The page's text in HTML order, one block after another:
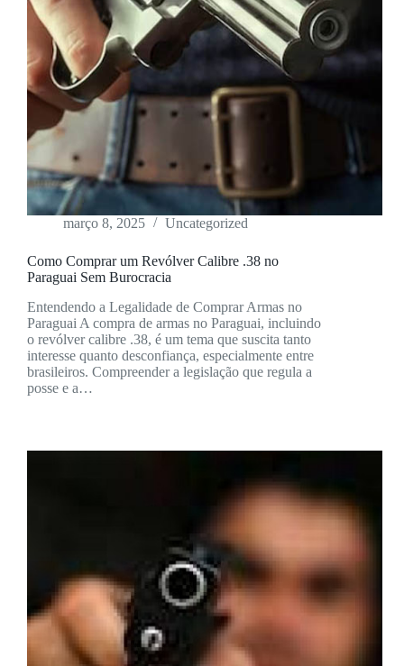
março 8, 2025 Uncategorized
Como Comprar um Revólver Calibre .38 no
Paraguai Sem Burocracia
Entendendo a Legalidade de Comprar Armas no
Paraguai A compra de armas no Paraguai, incluindo
o revólver calibre .38, é um tema que suscita tanto
interesse quanto desconfiança, especialmente entre
brasileiros. Compreender a legislação que regula a
posse e a…